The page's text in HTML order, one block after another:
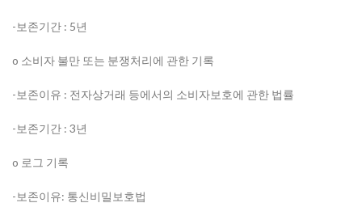
-보존기간 : 5년
o 소비자 불만 또는 분쟁처리에 관한 기록
-보존이유 : 전자상거래 등에서의 소비자보호에 관한 법률
-보존기간 : 3년
o 로그 기록
-보존이유: 통신비밀보호법